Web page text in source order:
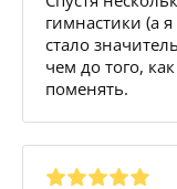
гимнастики (а
стало
чем до того,
поменять.